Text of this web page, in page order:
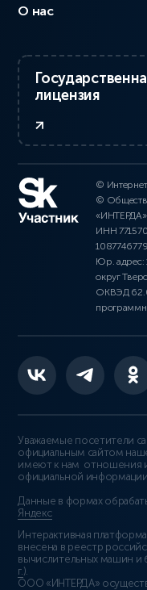
О нас
лицензия
©
©
ИНН
Юр. адрес:
округ
ОКВЭД
Уважаемые посетители
официальным сайтом
имеют к нам отношения
официальной
Данные в формах
Яндекс
Интерактивная
внесена в реестр
вычислительных машин и
г.).
ООО «ИНТЕРДА»